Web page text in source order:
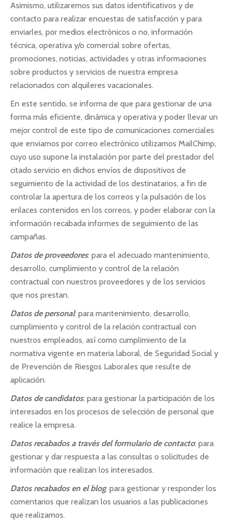
Asimismo, utilizaremos sus datos identificativos y de
contacto para realizar encuestas de satisfacción y para
enviarles, por medios electrónicos o no, información
técnica, operativa y/o comercial sobre ofertas,
promociones, noticias, actividades y otras informaciones
sobre productos y servicios de nuestra empresa
relacionados con alquileres vacacionales.
En este sentido, se informa de que para gestionar de una
forma más eficiente, dinámica y operativa y poder llevar un
mejor control de este tipo de comunicaciones comerciales
que enviamos por correo electrónico utilizamos MailChimp,
cuyo uso supone la instalación por parte del prestador del
citado servicio en dichos envíos de dispositivos de
seguimiento de la actividad de los destinatarios, a fin de
controlar la apertura de los correos y la pulsación de los
enlaces contenidos en los correos, y poder elaborar con la
información recabada informes de seguimiento de las
campañas.
Datos de proveedores: para el adecuado mantenimiento,
desarrollo, cumplimiento y control de la relación
contractual con nuestros proveedores y de los servicios
que nos prestan.
Datos de personal: para mantenimiento, desarrollo,
cumplimiento y control de la relación contractual con
nuestros empleados, así como cumplimiento de la
normativa vigente en materia laboral, de Seguridad Social y
de Prevención de Riesgos Laborales que resulte de
aplicación.
Datos de candidatos: para gestionar la participación de los
interesados en los procesos de selección de personal que
realice la empresa.
Datos recabados a través del formulario de contacto: para
gestionar y dar respuesta a las consultas o solicitudes de
información que realizan los interesados.
Datos recabados en el blog: para gestionar y responder los
comentarios que realizan los usuarios a las publicaciones
que realizamos.